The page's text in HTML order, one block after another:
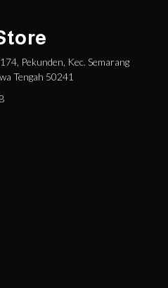
Pekunden, Kec. Semarang
Tengah 50241